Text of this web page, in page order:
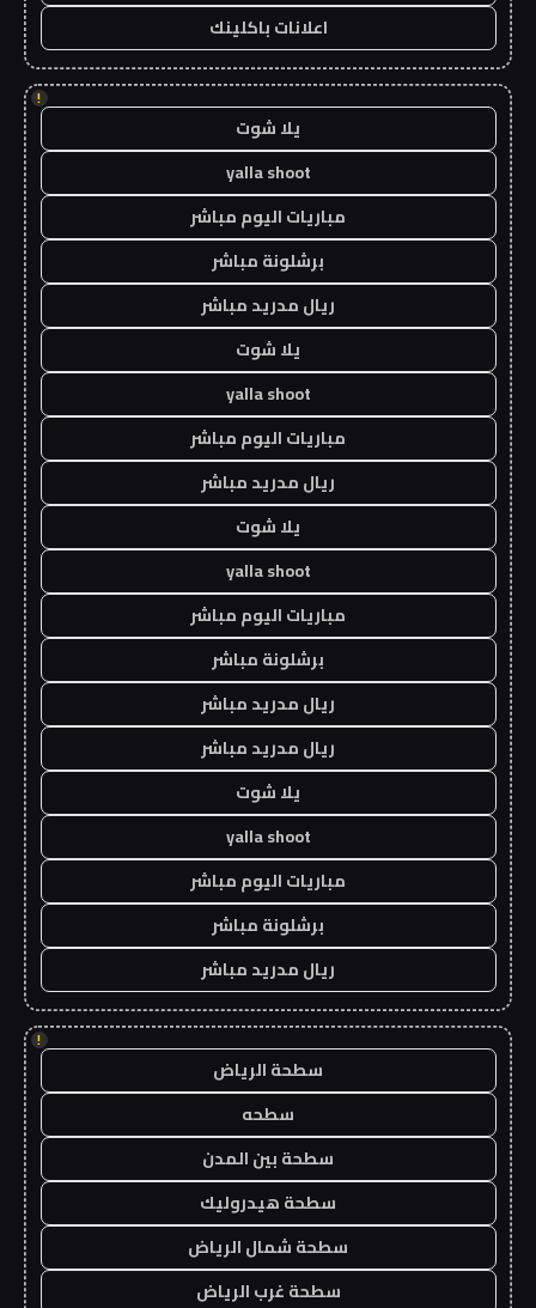
اعلانات باكلينك
!
يلا شوت
yalla shoot
مباريات اليوم مباشر
برشلونة مباشر
ريال مدريد مباشر
يلا شوت
yalla shoot
مباريات اليوم مباشر
ريال مدريد مباشر
يلا شوت
yalla shoot
مباريات اليوم مباشر
برشلونة مباشر
ريال مدريد مباشر
ريال مدريد مباشر
يلا شوت
yalla shoot
مباريات اليوم مباشر
برشلونة مباشر
ريال مدريد مباشر
!
سطحة الرياض
سطحه
سطحة بين المدن
سطحة هيدروليك
سطحة شمال الرياض
سطحة غرب الرياض